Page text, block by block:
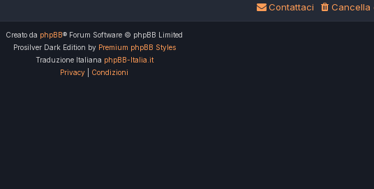
Cancella
Contattaci
Creato da phpBB® Forum Software © phpBB Limited
Prosilver Dark Edition by Premium phpBB Styles
Traduzione Italiana phpBB-Italia.it
Privacy
Condizioni